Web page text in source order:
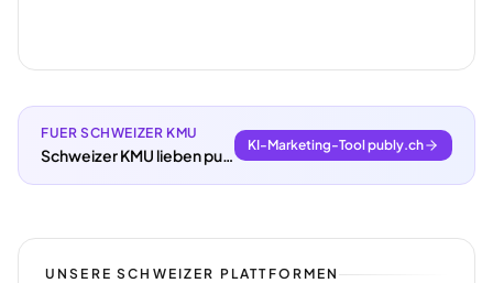
FUER SCHWEIZER KMU
Schweizer KMU lieben publy.ch.
KI-Marketing-Tool publy.ch
UNSERE SCHWEIZER PLATTFORMEN